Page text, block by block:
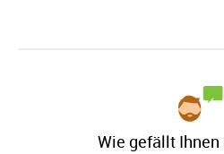
Wie gefällt